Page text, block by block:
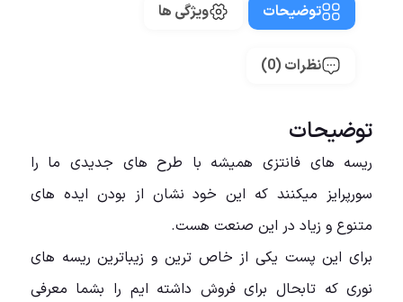
توضیحات ویژگی ها
نظرات (0)
توضیحات
ریسه های فانتزی همیشه با طرح های جدیدی ما را
سورپرایز میکنند که این خود نشان از بودن ایده های
متنوع و زیاد در این صنعت هست.
برای این پست یکی از خاص ترین و زیباترین ریسه های
نوری که تابحال برای فروش داشته ایم را بشما معرفی